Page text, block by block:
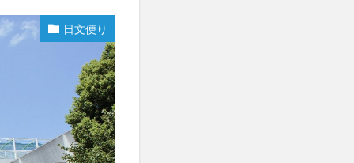
日文便り